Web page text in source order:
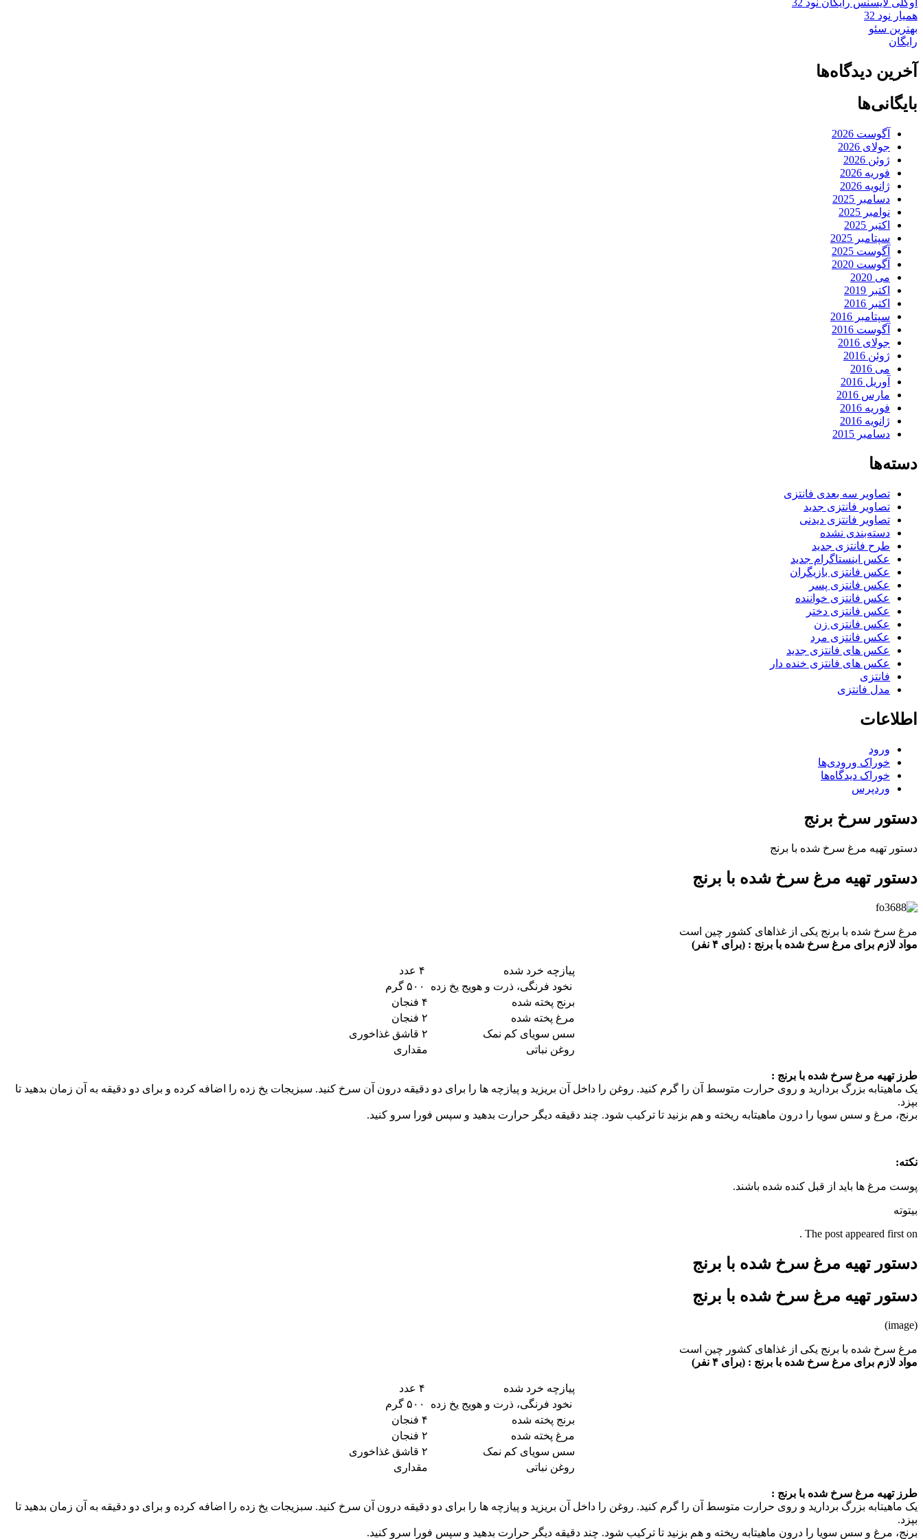
همیار نود 32
بهترین سئو
رایگان
آخرین دیدگاه‌ها
بایگانی‌ها
آگوست 2026
جولای 2026
ژوئن 2026
فوریه 2026
ژانویه 2026
دسامبر 2025
نوامبر 2025
اکتبر 2025
سپتامبر 2025
آگوست 2025
آگوست 2020
می 2020
اکتبر 2019
اکتبر 2016
سپتامبر 2016
آگوست 2016
جولای 2016
ژوئن 2016
می 2016
آوریل 2016
مارس 2016
فوریه 2016
ژانویه 2016
دسامبر 2015
دسته‌ها
تصاویر سه بعدی فانتزی
تصاویر فانتزی جدید
تصاویر فانتزی دیدنی
دسته‌بندی نشده
طرح فانتزی جدید
عکس اینستاگرام جدید
عکس فانتزی بازیگران
عکس فانتزی پسر
عکس فانتزی خواننده
عکس فانتزی دختر
عکس فانتزی زن
عکس فانتزی مرد
عکس های فانتزی جدید
عکس های فانتزی خنده دار
فانتزی
مدل فانتزی
اطلاعات
ورود
خوراک ورودی‌ها
خوراک دیدگاه‌ها
وردپرس
دستور سرخ برنج
دستور تهیه مرغ سرخ شده با برنج
دستور تهیه مرغ سرخ شده با برنج
مرغ سرخ شده با برنج یکی از غذاهای کشور چین است
مواد لازم برای مرغ سرخ شده با برنج : (برای ۴ نفر)
پیازچه خرد شده
نخود فرنگی، ذرت و هویج یخ زده
برنج پخته شده
۴ فنجان
مرغ پخته شده
۲ فنجان
سس سویای کم نمک
۲ قاشق غذاخوری
روغن نباتی
مقداری
طرز تهیه مرغ سرخ شده با برنج :
یک ماهیتابه بزرگ بردارید و روی حرارت متوسط آن را گرم کنید. روغن را داخل آن بریزید و پیازچه ها را برای دو دقیقه درون آن سرخ کنید. سبزیجات یخ زده را اضافه کرده و برای دو دقیقه به آن زمان بدهید تا
بپزد.
برنج، مرغ و سس سویا را درون ماهیتابه ریخته و هم بزنید تا ترکیب شود. چند دقیقه دیگر حرارت بدهید و سپس فورا سرو کنید.
نکته:
پوست مرغ ها باید از قبل کنده شده باشند.
بیتوته
The post appeared first on .
دستور تهیه مرغ سرخ شده با برنج
دستور تهیه مرغ سرخ شده با برنج
(image)
مرغ سرخ شده با برنج یکی از غذاهای کشور چین است
مواد لازم برای مرغ سرخ شده با برنج : (برای ۴ نفر)
پیازچه خرد شده
نخود فرنگی، ذرت و هویج یخ زده
برنج پخته شده
۴ فنجان
مرغ پخته شده
۲ فنجان
سس سویای کم نمک
۲ قاشق غذاخوری
روغن نباتی
مقداری
طرز تهیه مرغ سرخ شده با برنج :
یک ماهیتابه بزرگ بردارید و روی حرارت متوسط آن را گرم کنید. روغن را داخل آن بریزید و پیازچه ها را برای دو دقیقه درون آن سرخ کنید. سبزیجات یخ زده را اضافه کرده و برای دو دقیقه به آن زمان بدهید تا
بپزد.
برنج، مرغ و سس سویا را درون ماهیتابه ریخته و هم بزنید تا ترکیب شود. چند دقیقه دیگر حرارت بدهید و سپس فورا سرو کنید.